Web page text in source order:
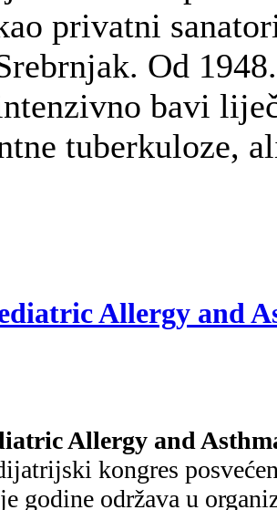
Allergy and
kongres
godine održava u
of Allergy and
kongres okuplja vodeće
godina sve je
budući da su u mnogim
dio multidisciplinarnog
su predstavljene
hranu. Adrijana Miletić
predavanjima i
hranu. Stečena znanja i
kliničke prakse u